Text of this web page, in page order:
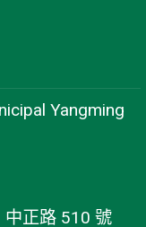
Yangming
正路 510 號